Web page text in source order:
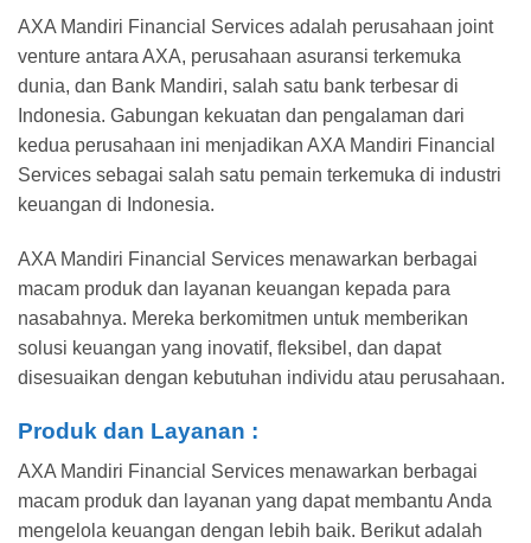
AXA Mandiri Financial Services adalah perusahaan joint
venture antara AXA, perusahaan asuransi terkemuka
dunia, dan Bank Mandiri, salah satu bank terbesar di
Indonesia. Gabungan kekuatan dan pengalaman dari
kedua perusahaan ini menjadikan AXA Mandiri Financial
Services sebagai salah satu pemain terkemuka di industri
keuangan di Indonesia.
AXA Mandiri Financial Services menawarkan berbagai
macam produk dan layanan keuangan kepada para
nasabahnya. Mereka berkomitmen untuk memberikan
solusi keuangan yang inovatif, fleksibel, dan dapat
disesuaikan dengan kebutuhan individu atau perusahaan.
Produk dan Layanan :
AXA Mandiri Financial Services menawarkan berbagai
macam produk dan layanan yang dapat membantu Anda
mengelola keuangan dengan lebih baik. Berikut adalah